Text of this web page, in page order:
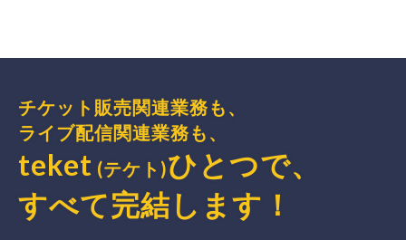
チケット販売関連業務も、
ライブ配信関連業務も、
teket (テケト)ひとつで、
すべて完結 します ！